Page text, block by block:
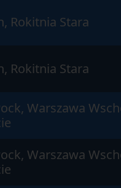
Rokitnia Stara
Rokitnia Stara
Warszawa
Warszawa